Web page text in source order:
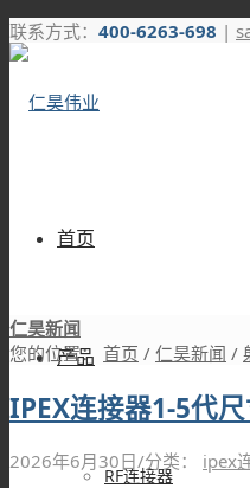
联系方式： 400-6263-698 |
首页
产品
RF连接器
仁昊新闻
您的位置： 首页 / 仁昊新闻 /
IPEX连接器1-5代
2026年6月30日/分类： ipex